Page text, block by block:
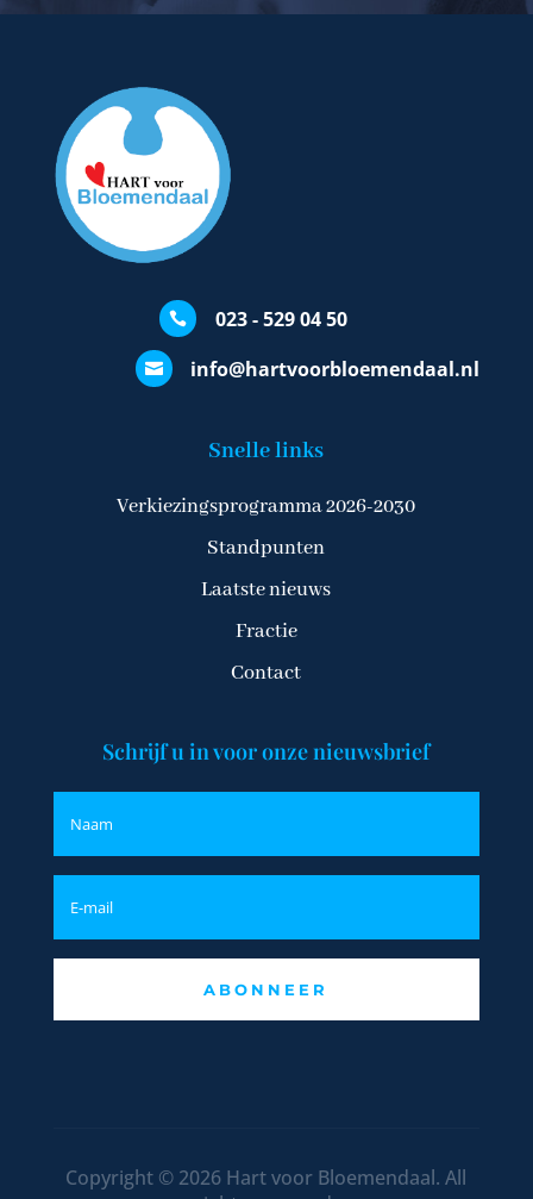
 023 - 529 04 50
 info@hartvoorbloemendaal.nl
Snelle links
Verkiezingsprogramma 2026-2030
Standpunten
Laatste nieuws
Fractie
Contact
Schrijf u in voor onze nieuwsbrief
ABONNEER
Copyright © 2026 Hart voor Bloemendaal. All